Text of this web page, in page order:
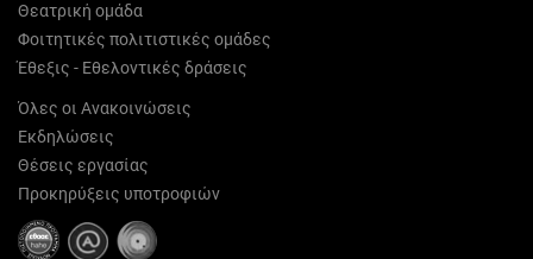
Θεατρική ομάδα
Φοιτητικές πολιτιστικές ομάδες
Έθεξις - Εθελοντικές δράσεις
Όλες οι Ανακοινώσεις
Εκδηλώσεις
Θέσεις εργασίας
Προκηρύξεις υποτροφιών